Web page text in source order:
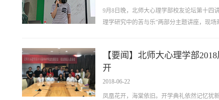
9月8日晚，北师大心理学部校友论坛第十四
理学研究中的苦与乐”两部分主题讲座，现
【要闻】北师大心理学部
开
2018-06-22
凤凰花开，海棠依旧。开学典礼依然记忆犹